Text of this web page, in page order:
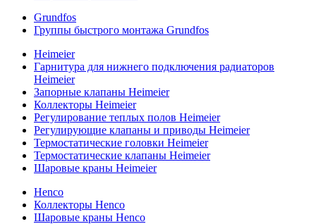
Grundfos
Группы быстрого монтажа Grundfos
Heimeier
Гарнитура для нижнего подключения радиаторов
Heimeier
Запорные клапаны Heimeier
Коллекторы Heimeier
Регулирование теплых полов Heimeier
Регулирующие клапаны и приводы Heimeier
Термостатические головки Heimeier
Термостатические клапаны Heimeier
Шаровые краны Heimeier
Henco
Коллекторы Henco
Шаровые краны Henco